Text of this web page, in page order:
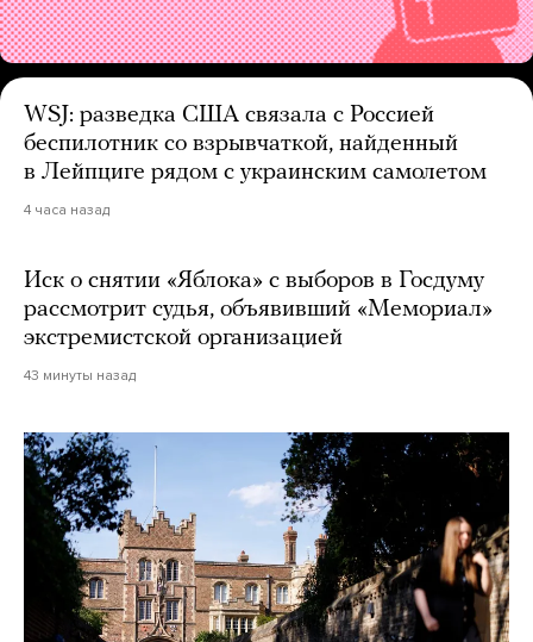
WSJ: разведка США связала с Россией
беспилотник со взрывчаткой, найденный
в Лейпциге рядом с украинским самолетом
4 часа назад
Иск о снятии «Яблока» с выборов в Госдуму
рассмотрит судья, объявивший «Мемориал»
экстремистской организацией
43 минуты назад